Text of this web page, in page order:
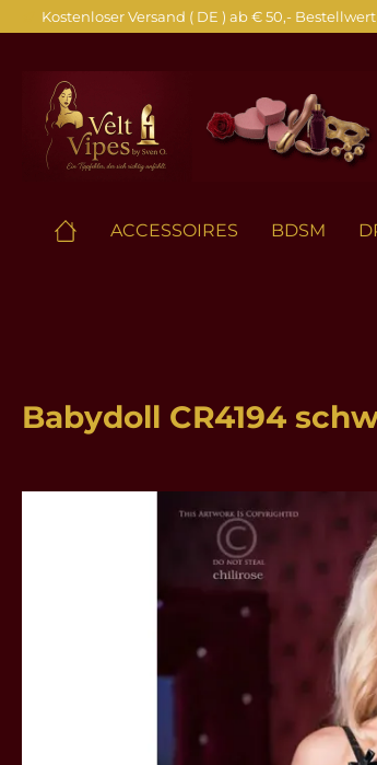
Zur Hauptnavigation springen
Kostenloser Versand ( DE ) ab € 50,- Bestellwert
ACCESSOIRES BDSM
Babydoll CR4194